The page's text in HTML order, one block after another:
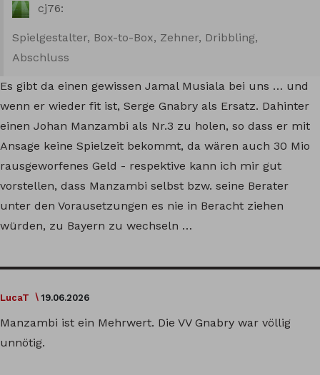
cj76:
Spielgestalter, Box-to-Box, Zehner, Dribbling,
Abschluss
Es gibt da einen gewissen Jamal Musiala bei uns … und
wenn er wieder fit ist, Serge Gnabry als Ersatz. Dahinter
einen Johan Manzambi als Nr.3 zu holen, so dass er mit
Ansage keine Spielzeit bekommt, da wären auch 30 Mio
rausgeworfenes Geld - respektive kann ich mir gut
vorstellen, dass Manzambi selbst bzw. seine Berater
unter den Vorausetzungen es nie in Beracht ziehen
würden, zu Bayern zu wechseln …
LucaT 19.06.2026
Manzambi ist ein Mehrwert. Die VV Gnabry war völlig
unnötig.